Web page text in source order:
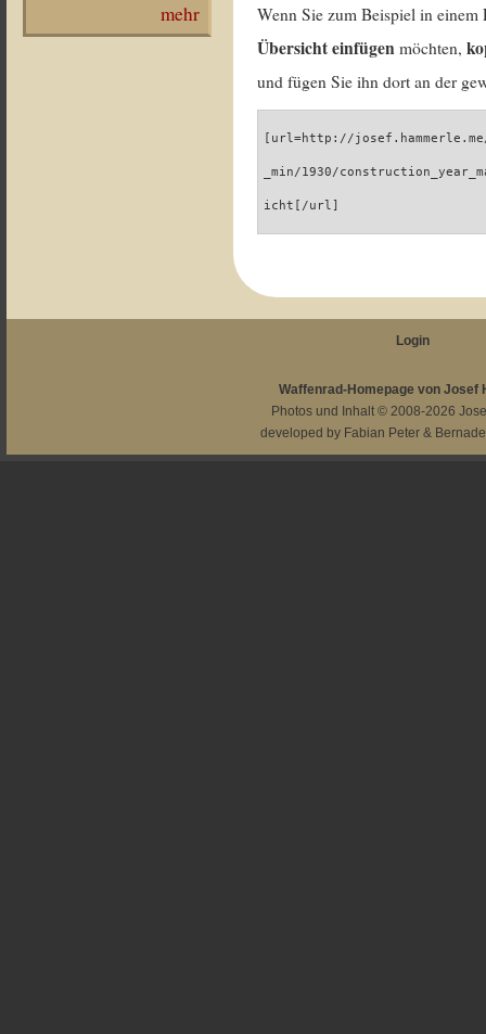
mehr Wenn Sie zum Beispiel in
Übersicht einfügen möchten,
und fügen Sie ihn dort an der
[url=http://
_min/1930/
icht[/url]
Login
Waffenrad-Homepage von Josef
Photos und Inhalt © 2008-2026
developed by Fabian Peter &